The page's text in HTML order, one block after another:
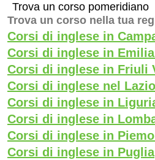
Trova un corso pomeridiano
Trova un corso nella tua
Corsi di inglese in
Corsi di inglese in
Corsi di inglese in Friuli
Corsi di inglese nel Lazio
Corsi di inglese in
Corsi di inglese in
Corsi di inglese in
Corsi di inglese in Puglia